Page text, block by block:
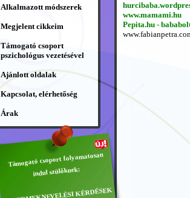
Támogató csoport folyamatosan
indul szülőknek:
Alkalmazott módszerek
Megjelent cikkeim
Támogató csoport
pszichológus vezetésével
Ajánlott oldalak
Kapcsolat, elérhetőség
Árak
www.mamami.hu
Pepita.hu -